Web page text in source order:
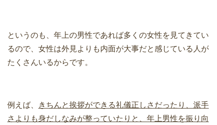
というのも、年上の男性であれば多くの女性を見てきてい
るので、女性は外見よりも内面が大事だと感じている人が
たくさんいるからです。
例えば、
きちんと挨拶ができる礼儀正しさだったり、派手
さよりも身だしなみが整っていたりと、年上男性を振り向